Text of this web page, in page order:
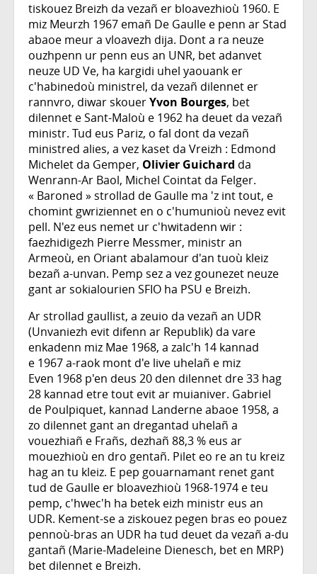
tiskouez Breizh da vezañ er bloavezhioù 1960. E
miz Meurzh 1967 emañ De Gaulle e penn ar Stad
abaoe meur a vloavezh dija. Dont a ra neuze
ouzhpenn ur penn eus an UNR, bet adanvet
neuze UD Ve, ha kargidi uhel yaouank er
c'habinedoù ministrel, da vezañ dilennet er
rannvro, diwar skouerYvon Bourges, bet
dilennet e Sant-Maloù e 1962 ha deuet da vezañ
ministr. Tud eus Pariz, o fal dont da vezañ
ministred alies, a vez kaset da Vreizh : Edmond
Michelet da Gemper, Olivier Guichard da
Wenrann-Ar Baol, Michel Cointat da Felger.
« Baroned » strollad de Gaulle ma 'z int tout, e
chomint gwriziennet en o c'humunioù nevez evit
pell. N'ez eus nemet ur c'hwitadenn wir :
faezhidigezh Pierre Messmer, ministr an
Armeoù, en Oriant abalamour d'an tuoù kleiz
bezañ a-unvan. Pemp sez a vez gounezet neuze
gant ar sokialourien SFIO ha PSU e Breizh.
Ar strollad gaullist, a zeuio da vezañ an UDR
(Unvaniezh evit difenn ar Republik) da vare
enkadenn miz Mae 1968, a zalc'h 14 kannad
e 1967 a-raok mont d'e live uhelañ e miz
Even 1968 p'en deus 20 den dilennet dre 33 hag
28 kannad etre tout evit ar muianiver. Gabriel
de Poulpiquet, kannad Landerne abaoe 1958, a
zo dilennet gant an dregantad uhelañ a
vouezhiañ e Frañs, dezhañ 88,3 % eus ar
mouezhioù en dro gentañ. Pilet eo re an tu kreiz
hag an tu kleiz. E pep gouarnamant renet gant
tud de Gaulle er bloavezhioù 1968-1974 e teu
pemp, c'hwec'h ha betek eizh ministr eus an
UDR. Kement-se a ziskouez pegen bras eo pouez
pennoù-bras an UDR ha tud deuet da vezañ a-du
gantañ (Marie-Madeleine Dienesch, bet en MRP)
bet dilennet e Breizh.